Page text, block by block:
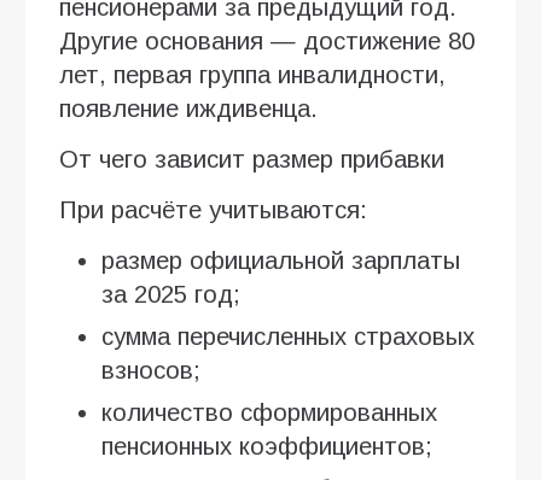
пенсионерами за предыдущий год.
Другие основания — достижение 80
лет, первая группа инвалидности,
появление иждивенца.
От чего зависит размер прибавки
При расчёте учитываются:
размер официальной зарплаты
за 2025 год;
сумма перечисленных страховых
взносов;
количество сформированных
пенсионных коэффициентов;